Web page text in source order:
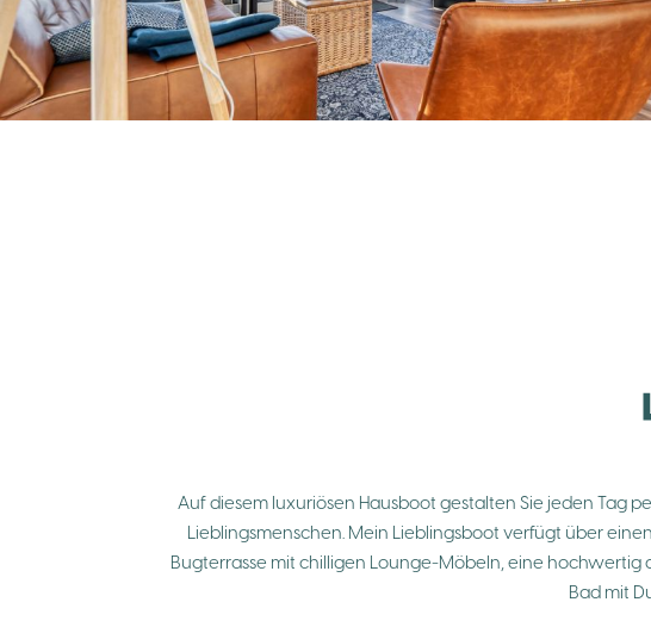
Auf diesem luxuriösen Hausboot gestalten Sie jeden Tag
Lieblingsmenschen. Mein Lieblingsboot verfügt über
Bugterrasse mit chilligen Lounge-Möbeln, eine
Bad mit